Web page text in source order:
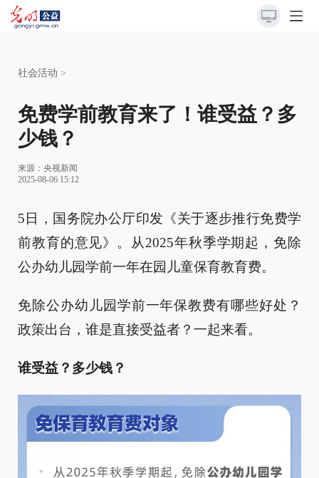
社会活动 >
免费学前教育来了！谁受益？多
少钱？
来源： 央视新闻
2025-08-06 15:12
5日，国务院办公厅印发《关于逐步推行免费学
前教育的意见》。从2025年秋季学期起，免除
公办幼儿园学前一年在园儿童保育教育费。
免除公办幼儿园学前一年保教费有哪些好处？
政策出台，谁是直接受益者？一起来看。
谁受益？多少钱？